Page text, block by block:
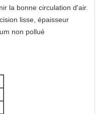
la bonne circulation d'air.
lisse, épaisseur
non pollué